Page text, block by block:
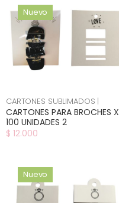
Nuevo
CARTONES SUBLIMADOS |
CARTONES PARA BROCHES X
100 UNIDADES 2
$ 12.000
Nuevo